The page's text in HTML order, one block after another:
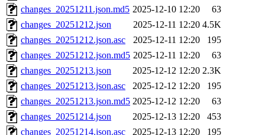
changes_20251211.json.md5 2025-12-10 12:20
63
changes_20251212.json
2025-12-11 12:20 4.5K
changes_20251212.json.asc
2025-12-11 12:20
195
changes_20251212.json.md5 2025-12-11 12:20
63
changes_20251213.json
2025-12-12 12:20 2.3K
changes_20251213.json.asc
2025-12-12 12:20
195
changes_20251213.json.md5 2025-12-12 12:20
63
changes_20251214.json
2025-12-13 12:20
453
changes_20251214.json.asc
2025-12-13 12:20
195